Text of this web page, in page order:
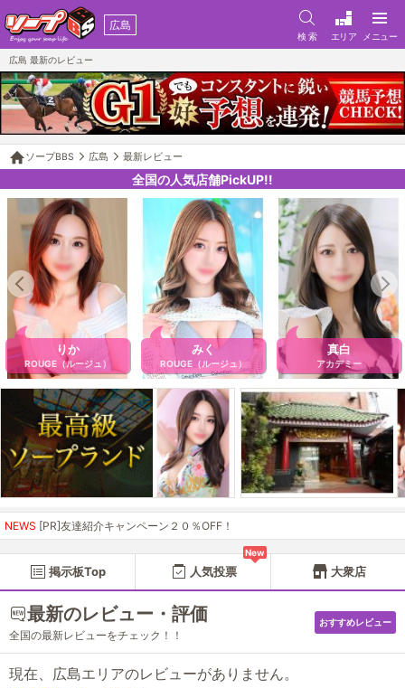
広島
検 索 エリア メニュー
広島 最新のレビュー
ソープBBS 広島 最新レビュー
全国の人気店舗PickUP!!
りか
ROUGE（ルージュ）
みく
ROUGE（ルージュ）
真白
アカデミー
NEWS [PR]友達紹介キャンペーン２０％OFF！
掲示板Top
New
人気投票 大衆店
最新のレビュー・評価
全国の最新レビューをチェック！！
おすすめレビュー
現在、広島エリアのレビューがありません。